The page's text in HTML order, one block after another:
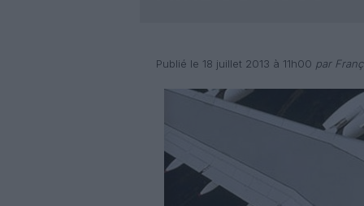
Publié le 18 juillet 2013 à 11h00 par